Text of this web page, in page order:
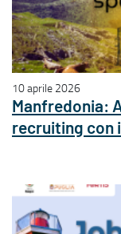
10 aprile 2026
Manfredonia:
recruiting con